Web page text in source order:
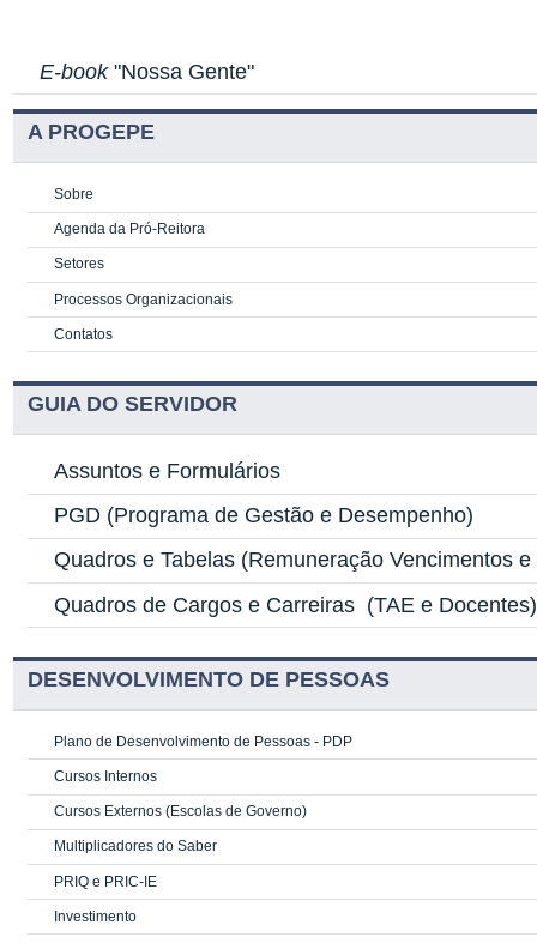
E-book"Nossa Gente"
A PROGEPE
Sobre
Agenda da Pró-Reitora
Setores
Processos Organizacionais
Contatos
GUIA DO SERVIDOR
Assuntos e Formulários
PGD (Programa de Gestão e Desempenho)
Quadros e Tabelas (Remuneração Vencimentos
Quadros de Cargos e Carreiras (TAE e Docentes)
DESENVOLVIMENTO DE PESSOAS
Plano de Desenvolvimento de Pessoas - PDP
Cursos Internos
Cursos Externos (Escolas de Governo)
Multiplicadores do Saber
PRIQ e PRIC-IE
Investimento